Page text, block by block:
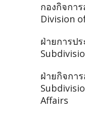
กองกิจกา
Division
ฝ่ายการป
ฝ่ายกิจกา
Affairs